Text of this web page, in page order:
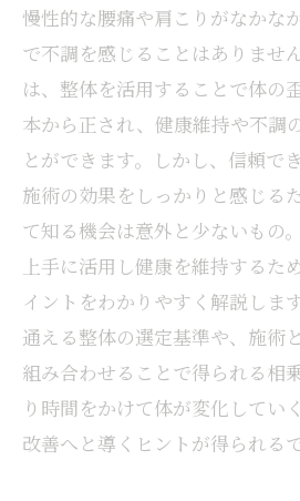
慢性的な腰痛や肩こりがなかな
で不調を感じることはありませ
は、整体を活用することで体の
本から正され、健康維持や不調
とができます。しかし、信頼で
施術の効果をしっかりと感じる
て知る機会は意外と少ないもの
上手に活用し健康を維持するた
イントをわかりやすく解説しま
通える整体の選定基準や、施術
組み合わせることで得られる相
り時間をかけて体が変化してい
改善へと導くヒントが得られる